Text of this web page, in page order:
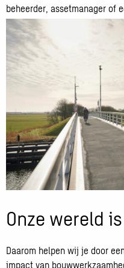
beheerder, assetmanager of
Onze wereld
Daarom helpen wij je door
impact van